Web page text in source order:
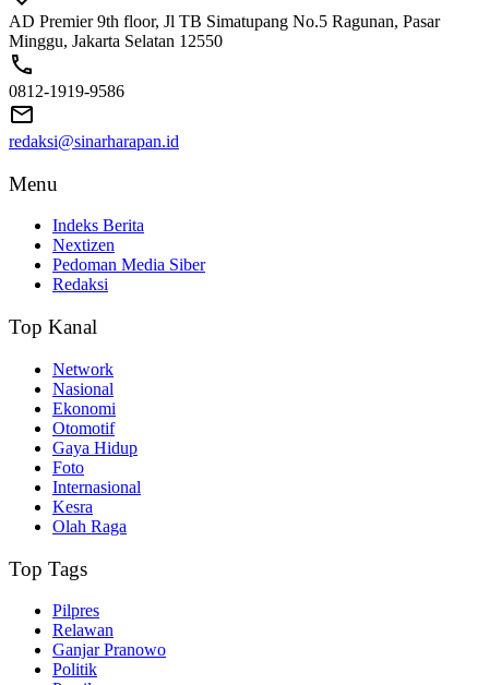
AD Premier 9th floor, Jl TB Simatupang No.5 Ragunan, Pasar
Minggu, Jakarta Selatan 12550
0812-1919-9586
redaksi@sinarharapan.id
Menu
Indeks Berita
Nextizen
Pedoman Media Siber
Redaksi
Top Kanal
Network
Nasional
Ekonomi
Otomotif
Gaya Hidup
Foto
Internasional
Kesra
Olah Raga
Top Tags
Pilpres
Relawan
Ganjar Pranowo
Politik